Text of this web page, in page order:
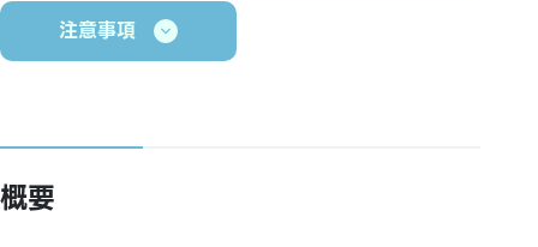
注意事項
概要